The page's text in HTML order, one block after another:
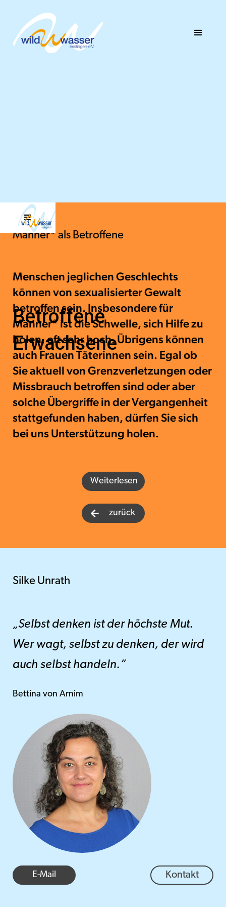
Betroffene
Erwachsene
Männer* als Betroffene
Menschen jeglichen Geschlechts
können von sexualisierter Gewalt
betroffen sein. Insbesondere für
Männer* ist die Schwelle, sich Hilfe zu
holen, oft sehr hoch. Übrigens können
auch Frauen Täterinnen sein. Egal ob
Sie aktuell von Grenzverletzungen oder
Missbrauch betroffen sind oder aber
solche Übergriffe in der Vergangenheit
stattgefunden haben, dürfen Sie sich
bei uns Unterstützung holen.
Weiterlesen
 zurück
Silke Unrath
„Selbst denken ist der höchste Mut.
Wer wagt, selbst zu denken, der wird
auch selbst handeln.“
Bettina von Arnim
E-Mail Kontakt